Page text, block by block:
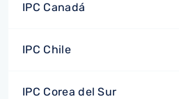
IPC Canadá
IPC Chile
IPC Corea del Sur